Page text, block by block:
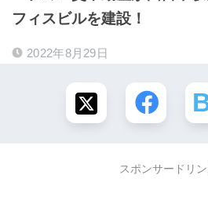
フィスビルを建設！
2022年8月29日
スポンサードリ